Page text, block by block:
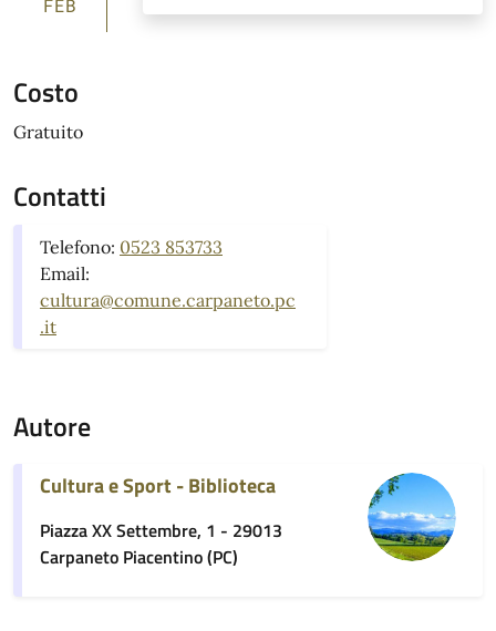
FEB
Costo
Gratuito
Contatti
Telefono: 0523 853733
Email:
cultura@comune.carpaneto.pc
.it
Autore
Cultura e Sport - Biblioteca
Piazza XX Settembre, 1 - 29013
Carpaneto Piacentino (PC)